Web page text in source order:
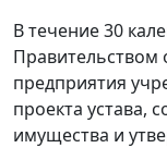
В течение 30
Правительством
предприятия
проекта устава,
имущества и